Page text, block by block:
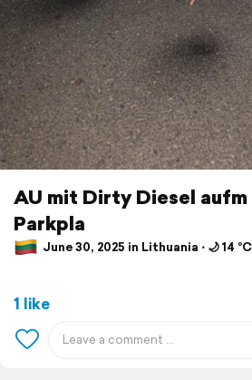
AU mit Dirty Diesel
Parkpla
June 30, 2025 in Lithuania ⋅ 🌙 14 °C
1 like